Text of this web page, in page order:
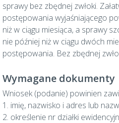
sprawy bez zbędnej zwłoki.
postępowania wyjaśniającego
niż w ciągu miesiąca, a sprawy
nie później niż w ciągu dwóch
postępowania. Bez zbędnej
Wymagane dokumenty
Wniosek (podanie) powinien
1. imię, nazwisko i adres lub
2. określenie nr działki